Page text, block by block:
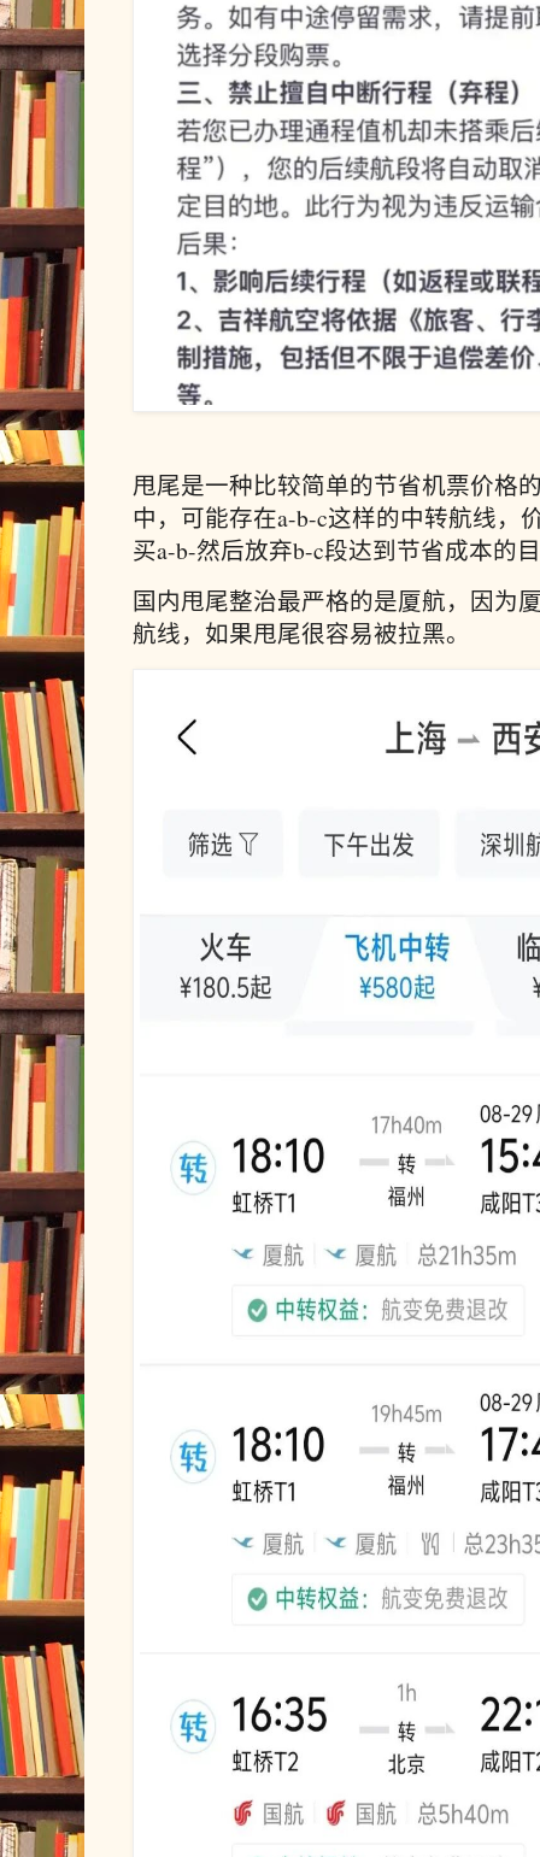
甩尾是一种比较简单的节省机票价格
中，可能存在a-b-c这样的中转航线，
买a-b-然后放弃b-c段达到节省成本的
国内甩尾整治最严格的是厦航，因为
航线，如果甩尾很容易被拉黑。